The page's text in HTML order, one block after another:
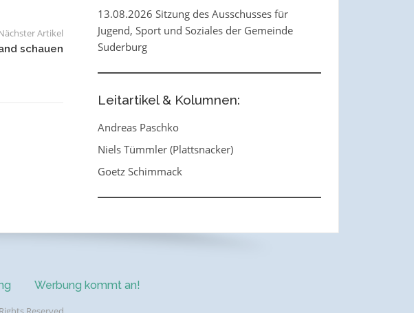
Artikel
schauen
13.08.2026 Sitzung des Ausschusses für
Jugend, Sport und Soziales der Gemeinde
Suderburg
Leitartikel & Kolumnen:
Andreas Paschko
Niels Tümmler (Plattsnacker)
Goetz Schimmack
Werbung kommt an!